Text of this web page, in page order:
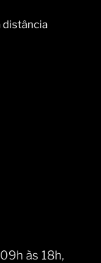
distância
às 18h,